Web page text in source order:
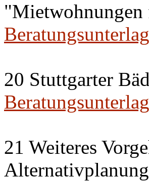
20 Stuttgarter
21 Weiteres